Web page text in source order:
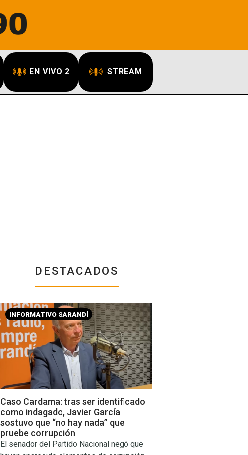
EN VIVO 2 STREAM
DESTACADOS
INFORMATIVO SARANDÍ
Caso Cardama: tras ser identificado
como indagado, Javier García
sostuvo que “no hay nada” que
pruebe corrupción
El senador del Partido Nacional negó que